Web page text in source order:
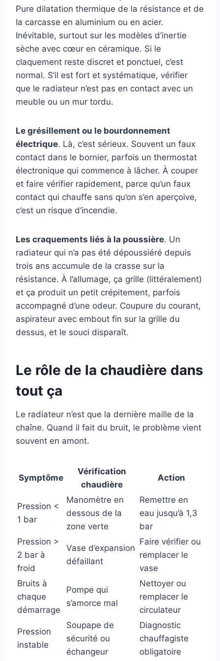
Pure dilatation thermique de la résistance et de
la carcasse en aluminium ou en acier.
Inévitable, surtout sur les modèles d’inertie
sèche avec cœur en céramique. Si le
claquement reste discret et ponctuel, c’est
normal. S’il est fort et systématique, vérifier
que le radiateur n’est pas en contact avec un
meuble ou un mur tordu.
Le grésillement ou le bourdonnement
électrique. Là, c’est sérieux. Souvent un faux
contact dans le bornier, parfois un thermostat
électronique qui commence à lâcher. À couper
et faire vérifier rapidement, parce qu’un faux
contact qui chauffe sans qu’on s’en aperçoive,
c’est un risque d’incendie.
Les craquements liés à la poussière. Un
radiateur qui n’a pas été dépoussiéré depuis
trois ans accumule de la crasse sur la
résistance. À l’allumage, ça grille (littéralement)
et ça produit un petit crépitement, parfois
accompagné d’une odeur. Coupure du courant,
aspirateur avec embout fin sur la grille du
dessus, et le souci disparaît.
Le rôle de la chaudière dans
tout ça
Le radiateur n’est que la dernière maille de la
chaîne. Quand il fait du bruit, le problème vient
souvent en amont.
Symptôme
Vérification
chaudière
Action
Pression <
1 bar
Manomètre en
dessous de la
zone verte
Remettre en
eau jusqu’à 1,3
bar
Pression >
2 bar à
froid
Vase d’expansion
défaillant
Faire vérifier ou
remplacer le
vase
Bruits à
chaque
démarrage
Pompe qui
s’amorce mal
Nettoyer ou
remplacer le
circulateur
Pression
instable
Soupape de
sécurité ou
échangeur
Diagnostic
chauffagiste
obligatoire